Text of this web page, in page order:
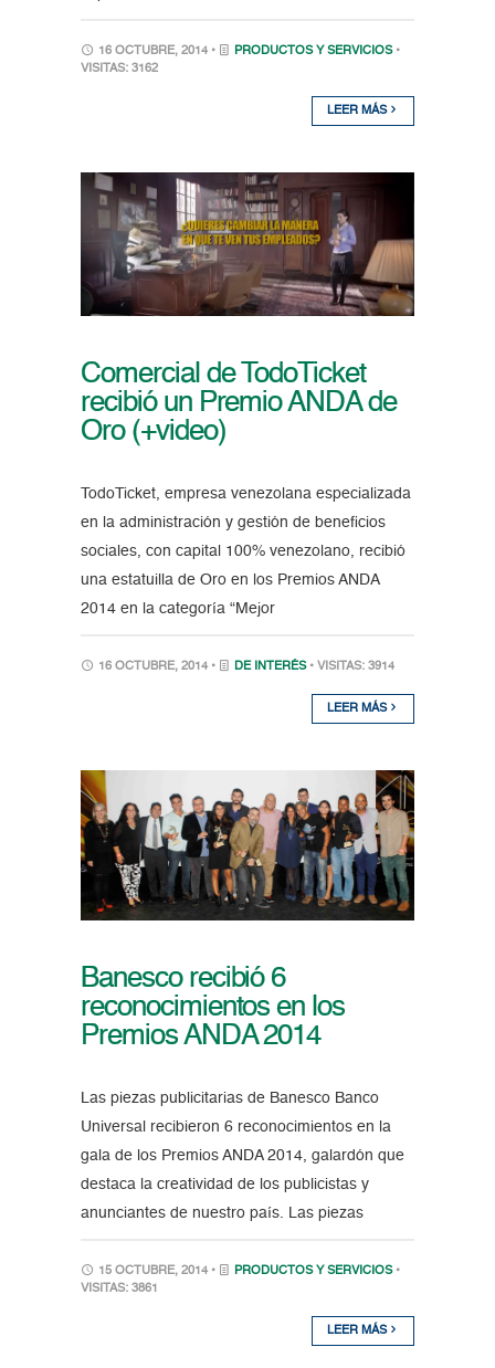
16 OCTUBRE, 2014 • PRODUCTOS Y SERVICIOS •
VISITAS: 3162
LEER MÁS
Comercial de TodoTicket
recibió un Premio ANDA de
Oro (+video)
TodoTicket, empresa venezolana especializada
en la administración y gestión de beneficios
sociales, con capital 100% venezolano, recibió
una estatuilla de Oro en los Premios ANDA
2014 en la categoría “Mejor
16 OCTUBRE, 2014 • DE INTERÉS • VISITAS: 3914
LEER MÁS
Banesco recibió 6
reconocimientos en los
Premios ANDA 2014
Las piezas publicitarias de Banesco Banco
Universal recibieron 6 reconocimientos en la
gala de los Premios ANDA 2014, galardón que
destaca la creatividad de los publicistas y
anunciantes de nuestro país. Las piezas
15 OCTUBRE, 2014 • PRODUCTOS Y SERVICIOS •
VISITAS: 3861
LEER MÁS